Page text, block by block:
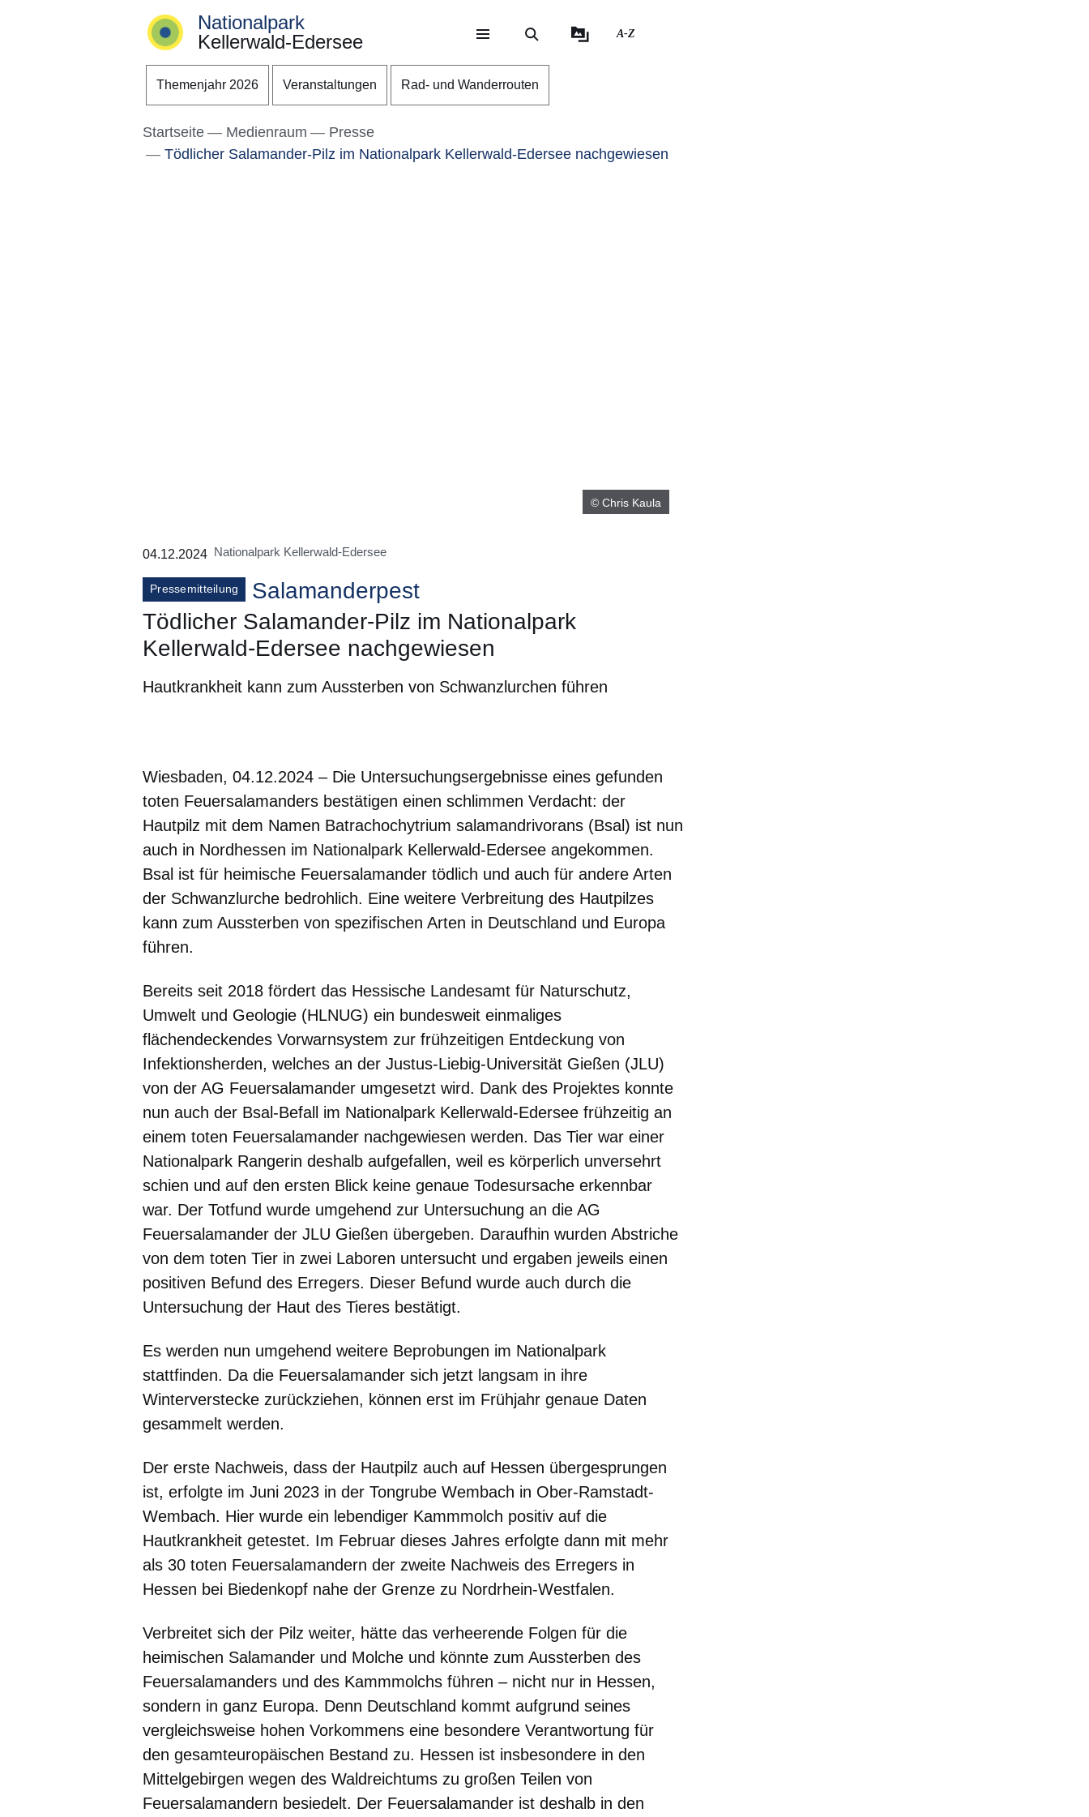
Direkt zum Kopf der Seite
Direkt zum Inhalt
Direkt zum Fuß der Seite
Nationalpark
Kellerwald-Edersee
A-Z
Themenjahr 2026 Veranstaltungen Rad- und Wanderrouten
Startseite Medienraum
Presse
Tödlicher Salamander-Pilz im Nationalpark Kellerwald-Edersee nachgewiesen
© Chris Kaula
04.12.2024 Nationalpark Kellerwald-Edersee
Pressemitteilung
Salamanderpest
Tödlicher Salamander-Pilz im Nationalpark
Kellerwald-Edersee nachgewiesen
Hautkrankheit kann zum Aussterben von Schwanzlurchen führen
Wiesbaden, 04.12.2024 – Die Untersuchungsergebnisse eines gefunden
toten Feuersalamanders bestätigen einen schlimmen Verdacht: der
Hautpilz mit dem Namen Batrachochytrium salamandrivorans (Bsal) ist nun
auch in Nordhessen im Nationalpark Kellerwald-Edersee angekommen.
Bsal ist für heimische Feuersalamander tödlich und auch für andere Arten
der Schwanzlurche bedrohlich. Eine weitere Verbreitung des Hautpilzes
kann zum Aussterben von spezifischen Arten in Deutschland und Europa
führen.
Bereits seit 2018 fördert das Hessische Landesamt für Naturschutz,
Umwelt und Geologie (HLNUG) ein bundesweit einmaliges
flächendeckendes Vorwarnsystem zur frühzeitigen Entdeckung von
Infektionsherden, welches an der Justus-Liebig-Universität Gießen (JLU)
von der AG Feuersalamander umgesetzt wird. Dank des Projektes konnte
nun auch der Bsal-Befall im Nationalpark Kellerwald-Edersee frühzeitig an
einem toten Feuersalamander nachgewiesen werden. Das Tier war einer
Nationalpark Rangerin deshalb aufgefallen, weil es körperlich unversehrt
schien und auf den ersten Blick keine genaue Todesursache erkennbar
war. Der Totfund wurde umgehend zur Untersuchung an die AG
Feuersalamander der JLU Gießen übergeben. Daraufhin wurden Abstriche
von dem toten Tier in zwei Laboren untersucht und ergaben jeweils einen
positiven Befund des Erregers. Dieser Befund wurde auch durch die
Untersuchung der Haut des Tieres bestätigt.
Es werden nun umgehend weitere Beprobungen im Nationalpark
stattfinden. Da die Feuersalamander sich jetzt langsam in ihre
Winterverstecke zurückziehen, können erst im Frühjahr genaue Daten
gesammelt werden.
Der erste Nachweis, dass der Hautpilz auch auf Hessen übergesprungen
ist, erfolgte im Juni 2023 in der Tongrube Wembach in Ober-Ramstadt-
Wembach. Hier wurde ein lebendiger Kammmolch positiv auf die
Hautkrankheit getestet. Im Februar dieses Jahres erfolgte dann mit mehr
als 30 toten Feuersalamandern der zweite Nachweis des Erregers in
Hessen bei Biedenkopf nahe der Grenze zu Nordrhein-Westfalen.
Verbreitet sich der Pilz weiter, hätte das verheerende Folgen für die
heimischen Salamander und Molche und könnte zum Aussterben des
Feuersalamanders und des Kammmolchs führen – nicht nur in Hessen,
sondern in ganz Europa. Denn Deutschland kommt aufgrund seines
vergleichsweise hohen Vorkommens eine besondere Verantwortung für
den gesamteuropäischen Bestand zu. Hessen ist insbesondere in den
Mittelgebirgen wegen des Waldreichtums zu großen Teilen von
Feuersalamandern besiedelt. Der Feuersalamander ist deshalb in den